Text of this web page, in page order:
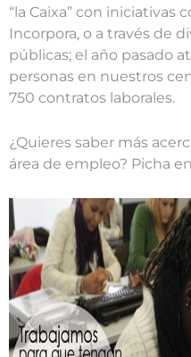
“la Caixa” con iniciativas
Incorpora, o a través de
públicas; el año pasado
personas en nuestros
750 contratos laborales.
¿Quieres saber más
área de empleo? Picha